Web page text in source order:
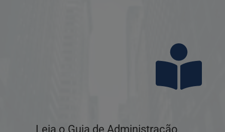
Leia o Guia de Administração